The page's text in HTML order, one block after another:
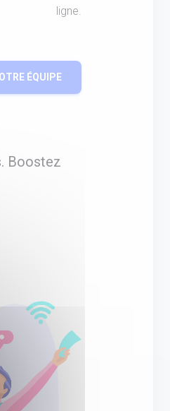
ligne.
ÉQUIPE
Boostez